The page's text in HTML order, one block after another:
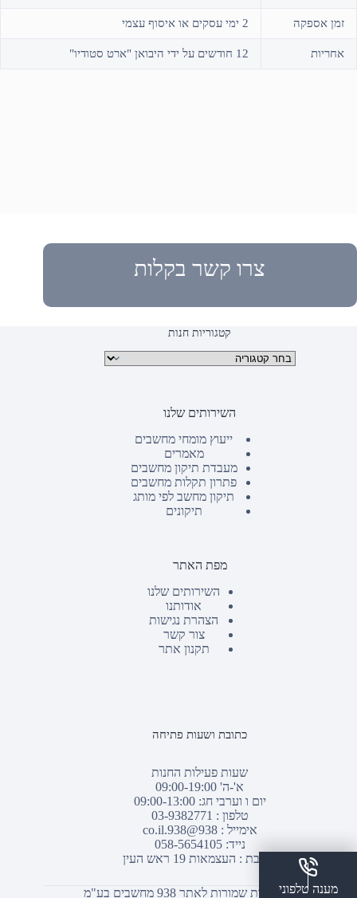
זמן אספקה 2 ימי עסקים או איסוף עצמי
אחריות 12 חודשים על ידי היבואן "ארט סטודיו"
צרו קשר בקלות
קטגוריות חנות
קטגוריות מוצרים
השירותים שלנו
ייעוץ מומחי מחשבים
מאמרים
מעבדת תיקון מחשבים
פתרון תקלות מחשבים
תיקון מחשב לפי מותג
תיקונים
מפת האתר
השירותים שלנו
אודותנו
הצהרת נגישות
צור קשר
תקנון אתר
כתובת ושעות פתיחה
שעות פעילות החנות
א'-ה' 09:00-19:00
יום ו וערבי חג: 09:00-13:00
טלפון : 03-9382771
אימייל :938@938.co.il
נייד: 058-5654105
כתובת : העצמאות 19 ראש העין
© כל הזכויות שמורות לאתר 938 מחשבים בע"מ
מענה טלפוני